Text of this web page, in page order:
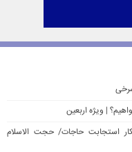
| ویژه اربعین
استجابت حاجات/ حجت الاسلام